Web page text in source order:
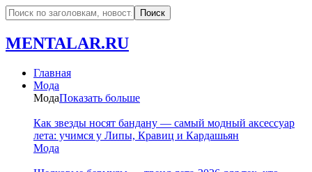
MENTALAR.RU
Главная
Мода
МодаПоказать больше
Как звезды носят бандану — самый модный аксессуар
лета: учимся у Липы, Кравиц и Кардашьян
Мода